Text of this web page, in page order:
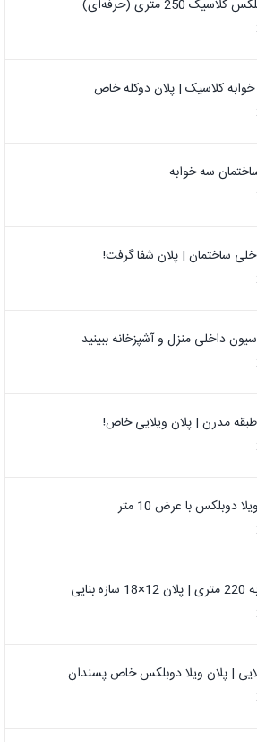
250 متری (حرفه‌ای)
کلاسیک | پلان دوکله خاص
سه خوابه
ساختمان | پلان شفا گرفت!
داخلی منزل و آشپزخانه ببینید
مدرن | پلان ویلایی خاص!
دوبلکس با عرض 10 متر
| پلان ویلا دوبلکس خاص پسندان